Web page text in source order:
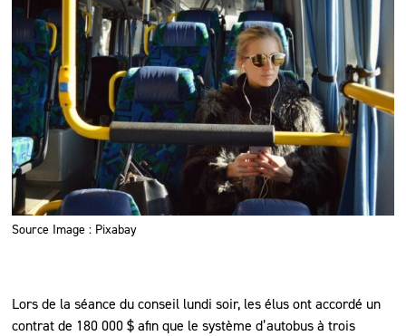
Source Image : Pixabay
Lors de la séance du conseil lundi soir, les élus ont accordé un
contrat de 180 000 $ afin que le système d’autobus à trois